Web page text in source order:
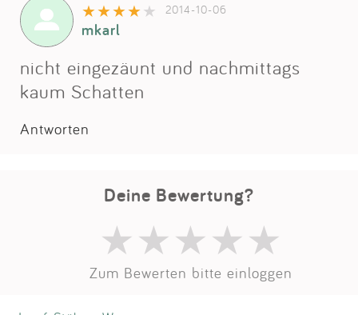
2014-10-06
mkarl
nicht eingezäunt und nachmittags
kaum Schatten
Antworten
Deine Bewertung?
Zum Bewerten bitte einloggen